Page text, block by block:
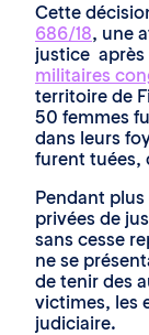
Cette
686/18, une
justice après
militaires
territoire de
50 femmes
dans leurs
furent tuées,
Pendant
privées de
sans cesse
ne se
de tenir des
victimes, les
judiciaire.